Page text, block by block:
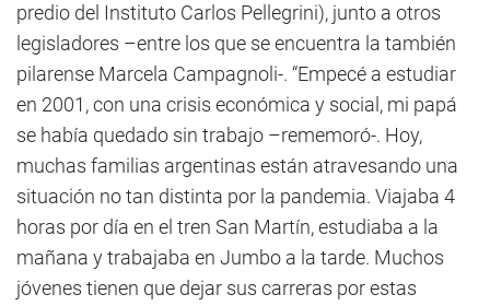
predio del Instituto Carlos Pellegrini), junto a otros
legisladores –entre los que se encuentra la también
pilarense Marcela Campagnoli-. “Empecé a estudiar
en 2001, con una crisis económica y social, mi papá
se había quedado sin trabajo –rememoró-. Hoy,
muchas familias argentinas están atravesando una
situación no tan distinta por la pandemia. Viajaba 4
horas por día en el tren San Martín, estudiaba a la
mañana y trabajaba en Jumbo a la tarde. Muchos
jóvenes tienen que dejar sus carreras por estas